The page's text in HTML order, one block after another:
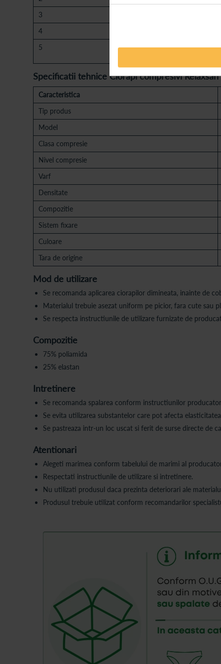
3
4
5
174-190
Specificatii tehnice Ciorapi compresivi Relaxsan
Caracteristica
Tip produs
Model
Clasa compresie
Nivel compresie
Varf
Densitate
Compozitie
Sistem fixare
Culoare
Tara de origine
Mod de utilizare
Se recomanda aplicarea ciorapilor dimineata, inainte de
Materialul trebuie asezat uniform pe picior, fara cute sau
Se respecta instructiunile de utilizare furnizate de
Compozitie
75% poliamida
25% elastan
Intretinere
Se recomanda spalarea conform instructiunilor
Se evita utilizarea substantelor care pot afecta
Se pastreaza intr-un loc uscat si ferit de surse directe de
Atentionari
Alegeti marimea conform tabelului de marimi al
Respectati instructiunile de utilizare si intretinere.
Nu utilizati produsul daca prezinta deteriorari ale
Produsul trebuie utilizat conform recomandarilor